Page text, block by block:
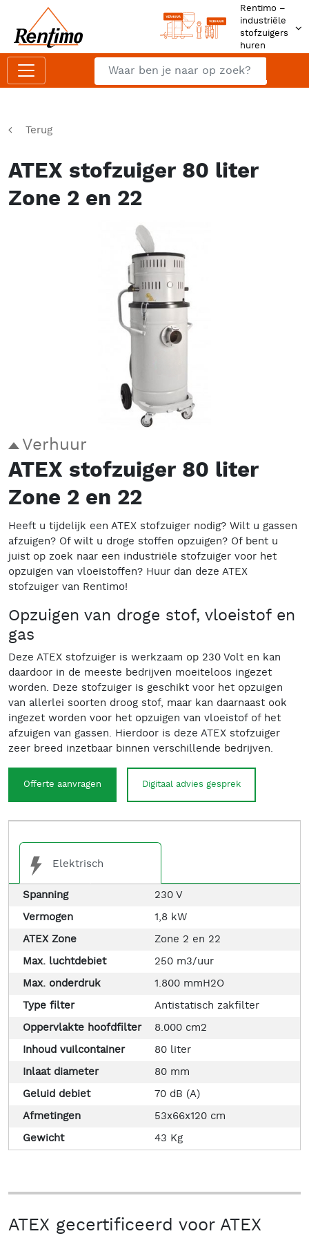
Rentimo –
industriële
stofzuigers
huren
Zoeken
Terug
ATEX stofzuiger 80 liter
Zone 2 en 22
Verhuur
ATEX stofzuiger 80 liter
Zone 2 en 22
Heeft u tijdelijk een ATEX stofzuiger nodig? Wilt u gassen
afzuigen? Of wilt u droge stoffen opzuigen? Of bent u
juist op zoek naar een industriële stofzuiger voor het
opzuigen van vloeistoffen? Huur dan deze ATEX
stofzuiger van Rentimo!
Opzuigen van droge stof, vloeistof en
gas
Deze ATEX stofzuiger is werkzaam op 230 Volt en kan
daardoor in de meeste bedrijven moeiteloos ingezet
worden. Deze stofzuiger is geschikt voor het opzuigen
van allerlei soorten droog stof, maar kan daarnaast ook
ingezet worden voor het opzuigen van vloeistof of het
afzuigen van gassen. Hierdoor is deze ATEX stofzuiger
zeer breed inzetbaar binnen verschillende bedrijven.
Offerte aanvragen Digitaal advies gesprek
Elektrisch
Spanning
230 V
Vermogen
1,8 kW
ATEX Zone
Zone 2 en 22
Max. luchtdebiet
250 m3/uur
Max. onderdruk
1.800 mmH2O
Type filter
Antistatisch zakfilter
Oppervlakte hoofdfilter
8.000 cm2
Inhoud vuilcontainer
80 liter
Inlaat diameter
80 mm
Geluid debiet
70 dB (A)
Afmetingen
53x66x120 cm
Gewicht
43 Kg
ATEX gecertificeerd voor ATEX